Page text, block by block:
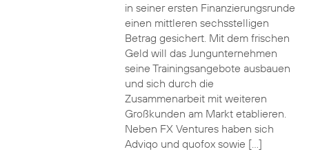
in seiner ersten Finanzierungsrunde
einen mittleren sechsstelligen
Betrag gesichert. Mit dem frischen
Geld will das Jungunternehmen
seine Trainingsangebote ausbauen
und sich durch die
Zusammenarbeit mit weiteren
Großkunden am Markt etablieren.
Neben FX Ventures haben sich
Adviqo und quofox sowie […]